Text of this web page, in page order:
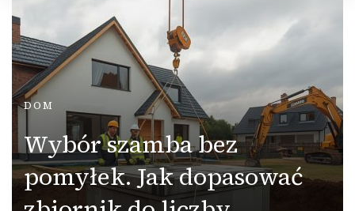
DOM
Wybór szamba bez
pomyłek. Jak dopasować